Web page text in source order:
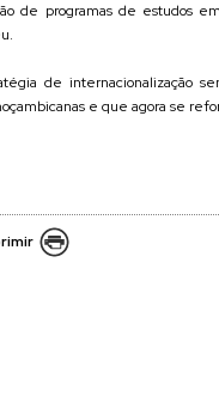
de programas de estudos
de internacionalização
e que agora se